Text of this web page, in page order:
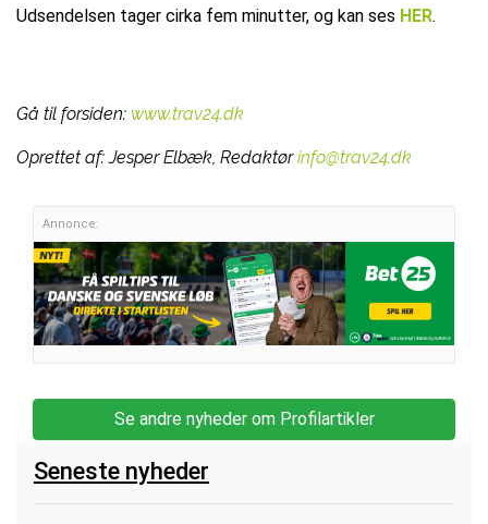
Udsendelsen tager cirka fem minutter, og kan ses HER.
Gå til forsiden: www.trav24.dk
Oprettet af:Jesper Elbæk, Redaktør info@trav24.dk
Annonce:
Se andre nyheder om Profilartikler
Seneste nyheder